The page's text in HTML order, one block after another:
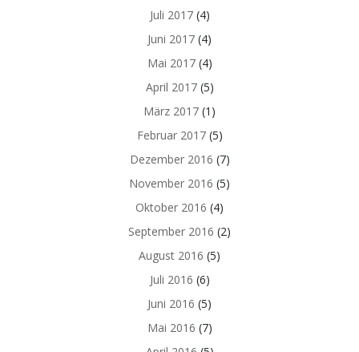
Juli 2017(4)
Juni 2017 (4)
Mai 2017(4)
April 2017(5)
März 2017 (1)
Februar 2017(5)
Dezember 2016 (7)
November 2016 (5)
Oktober 2016 (4)
September 2016 (2)
August 2016 (5)
Juli 2016 (6)
Juni 2016 (5)
Mai 2016 (7)